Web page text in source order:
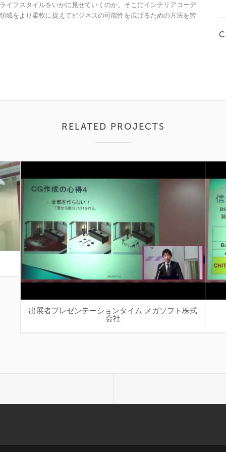
イフスタイルをいかに見せていくのか。そこにインテリアコーデ
域をより柔軟に捉えてビジネスの可能性を広げるための方法を皆
RELATED PROJECTS
出展者プレゼンテーションタイム メガソフト株式
会社